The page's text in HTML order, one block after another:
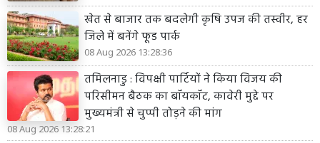
खेत से बाजार तक बदलेगी कृषि उपज की तस्वीर, हर
जिले में बनेंगे फूड पार्क
08 Aug 2026 13:28:36
तमिलनाडु : विपक्षी पार्टियों ने किया विजय की
परिसीमन बैठक का बॉयकॉट, कावेरी मुद्दे पर
मुख्यमंत्री से चुप्पी तोड़ने की मांग
08 Aug 2026 13:28:21